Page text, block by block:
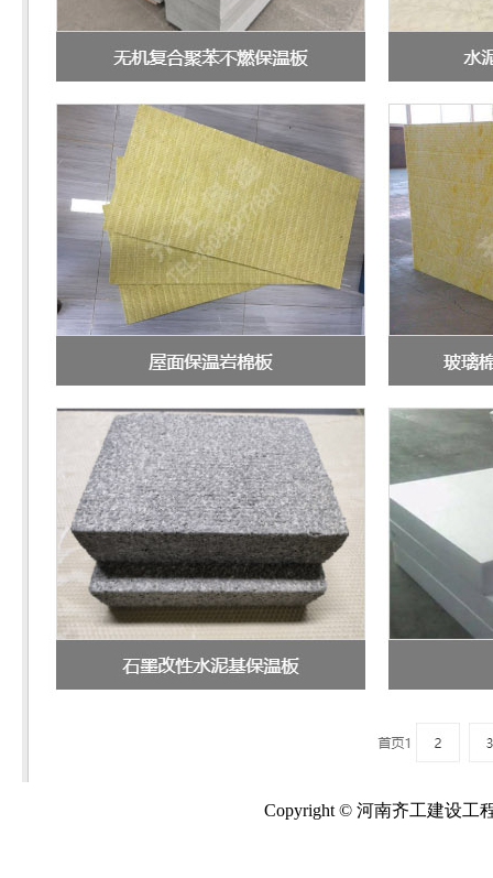
Copyright © 河南齐工建设工